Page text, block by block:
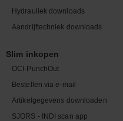
Hydrauliek downloads
Aandrijftechniek downloads
Slim inkopen
OCI-PunchOut
Bestellen via e-mail
Artikelgegevens downloaden
SJORS - INDI scan app